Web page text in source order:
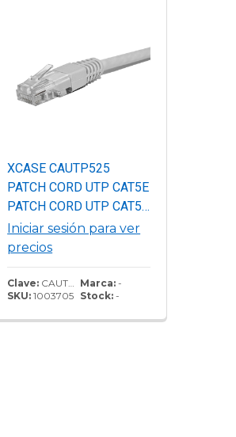
XCASE CAUTP525
PATCH CORD UTP CAT5E
PATCH CORD UTP CAT5E
/ 25MTS / 82FT / GRIS
Iniciar sesión para ver
precios
Clave: CAUTP525
SKU: 1003705
Marca: -
Stock: -